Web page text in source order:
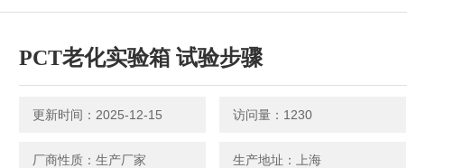
PCT老化实验箱 试验步骤
更新时间：2025-12-15 访问量：1230
厂商性质：生产厂家 生产地址：上海